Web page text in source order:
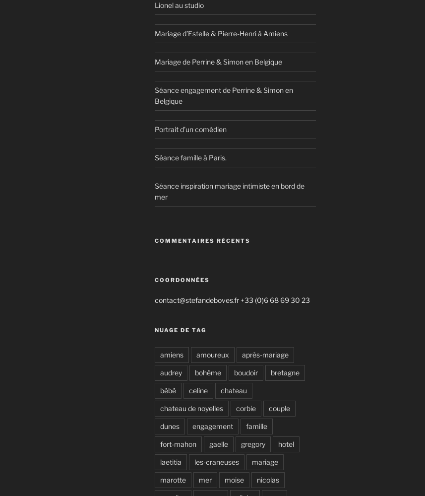
Lionel au studio
Mariage d’Estelle & Pierre-Henri à Amiens
Mariage de Perrine & Simon en Belgique
Séance engagement de Perrine & Simon en
Belgique
Portrait d’un comédien
Séance famille à Paris.
Séance inspiration mariage intimiste en bord de
mer
COMMENTAIRES RÉCENTS
COORDONNÉES
contact@stefandeboves.fr +33 (0)6 68 69 30 23
NUAGE DE TAG
amiens amoureux après-mariage
audrey bohème boudoir bretagne
bébé celine chateau
chateau de noyelles corbie couple
dunes engagement famille
fort-mahon gaelle gregory hotel
laetitia les-craneuses mariage
marotte mer moise nicolas